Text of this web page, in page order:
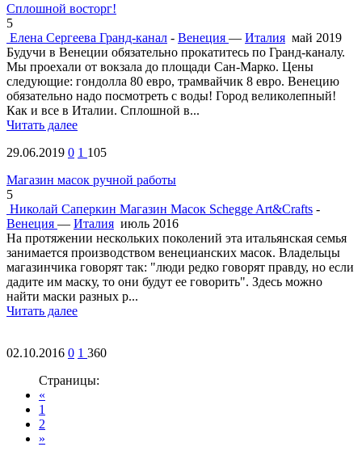
Сплошной восторг!
5
Елена Сергеева Гранд-канал - Венеция — Италия май 2019
Будучи в Венеции обязательно прокатитесь по Гранд-каналу.
Мы проехали от вокзала до площади Сан-Марко. Цены
следующие: гондолла 80 евро, трамвайчик 8 евро. Венецию
обязательно надо посмотреть с воды! Город великолепный!
Как и все в Италии. Сплошной в...
Читать далее
29.06.2019 0 1 105
Магазин масок ручной работы
5
Николай Саперкин Магазин Масок Schegge Art&Crafts -
Венеция — Италия июль 2016
На протяжении нескольких поколений эта итальянская семья
занимается производством венецианских масок. Владельцы
магазинчика говорят так: "люди редко говорят правду, но если
дадите им маску, то они будут ее говорить". Здесь можно
найти маски разных р...
Читать далее
02.10.2016 0 1 360
Страницы:
«
1
2
»